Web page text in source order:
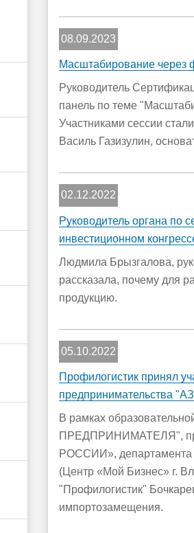
08.09.2023
Масштабирование через
Руководитель
панель по теме
Участниками сессии
Василь Газизулин,
02.12.2022
Руководитель органа по
инвестиционном
Людмила Брызгалова,
рассказала, почему для
продукцию.
05.10.2022
Профилогистик принял
предпринимательства
В рамках
ПРЕДПРИНИМАТЕЛЯ",
РОССИИ», департамента
(Центр «Мой Бизнес» г.
"Профилогистик"
импортозамещения.